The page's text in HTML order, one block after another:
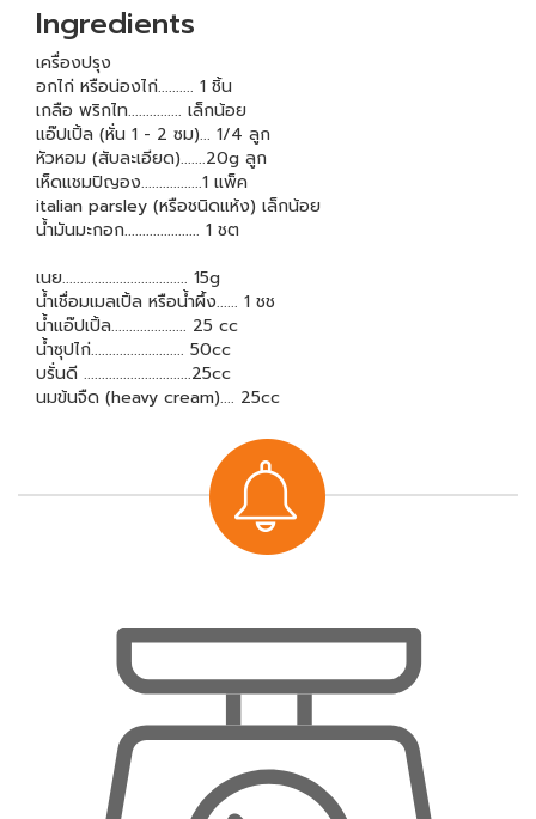
Ingredients
เครื่องปรุง
อกไก่ หรือน่องไก่.......... 1 ชิ้น
เกลือ พริกไท............... เล็กน้อย
แอ๊ปเปิ้ล (หั่น 1 - 2 ซม)... 1/4 ลูก
หัวหอม (สับละเอียด).......20g ลูก
เห็ดแชมปิญอง.................1 แพ็ค
italian parsley (หรือชนิดแห้ง) เล็กน้อย
น้ำมันมะกอก..................... 1 ชต
เนย................................... 15g
น้ำเชื่อมเมลเปิ้ล หรือน้ำผึ้ง...... 1 ชช
น้ำแอ๊ปเปิ้ล..................... 25 cc
น้ำซุปไก่.......................... 50cc
บรั่นดี ..............................25cc
นมข้นจืด (heavy cream).... 25cc